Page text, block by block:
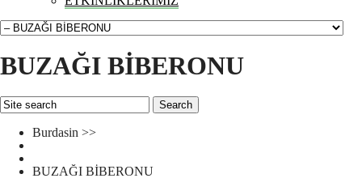
BUZAĞI BİBERONU
Burdasin >>
BUZAĞI BİBERONU